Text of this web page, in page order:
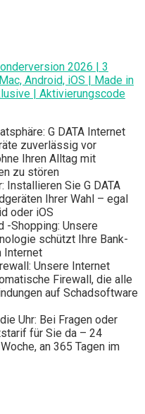
2026 | 3
Android, iOS | Made in
| Aktivierungscode
G DATA Internet
zuverlässig vor
Ihren Alltag mit
zu stören
Installieren Sie G DATA
Ihrer Wahl – egal
oder iOS
-Shopping: Unsere
schützt Ihre Bank-
Internet
Unsere Internet
Firewall, die alle
auf Schadsoftware
Uhr: Bei Fragen oder
für Sie da – 24
an 365 Tagen im